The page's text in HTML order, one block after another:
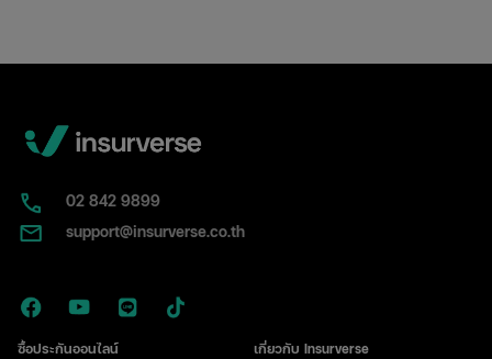
02​ 842 9899
support@insurverse.co.th
ซื้อประกันออนไลน์
เกี่ยวกับ Insurverse